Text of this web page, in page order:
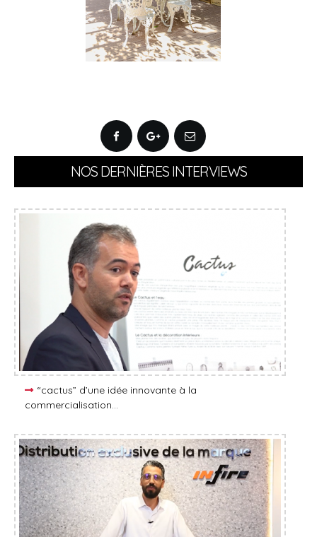
NOS DERNIÈRES INTERVIEWS
“cactus” d’une idée innovante à la
commercialisation…